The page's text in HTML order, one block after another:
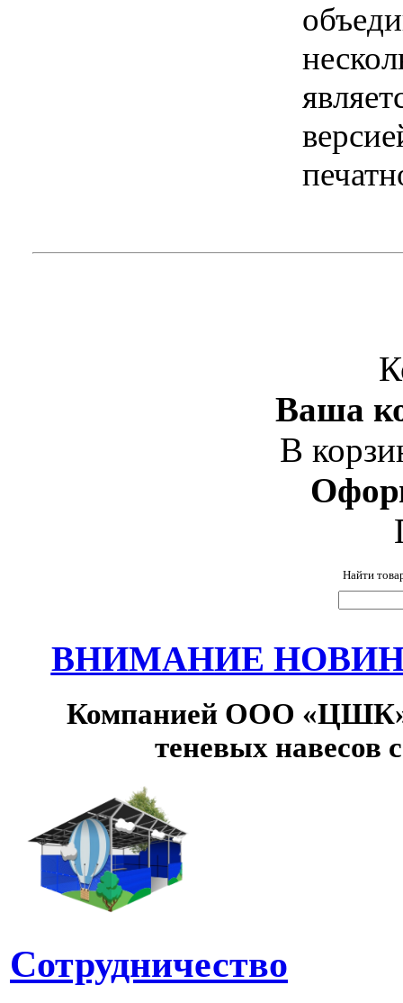
Ваша
В
Найти
ВНИМАНИЕ
Компанией ООО «ЦШК»
теневых навесов
Сотрудничество